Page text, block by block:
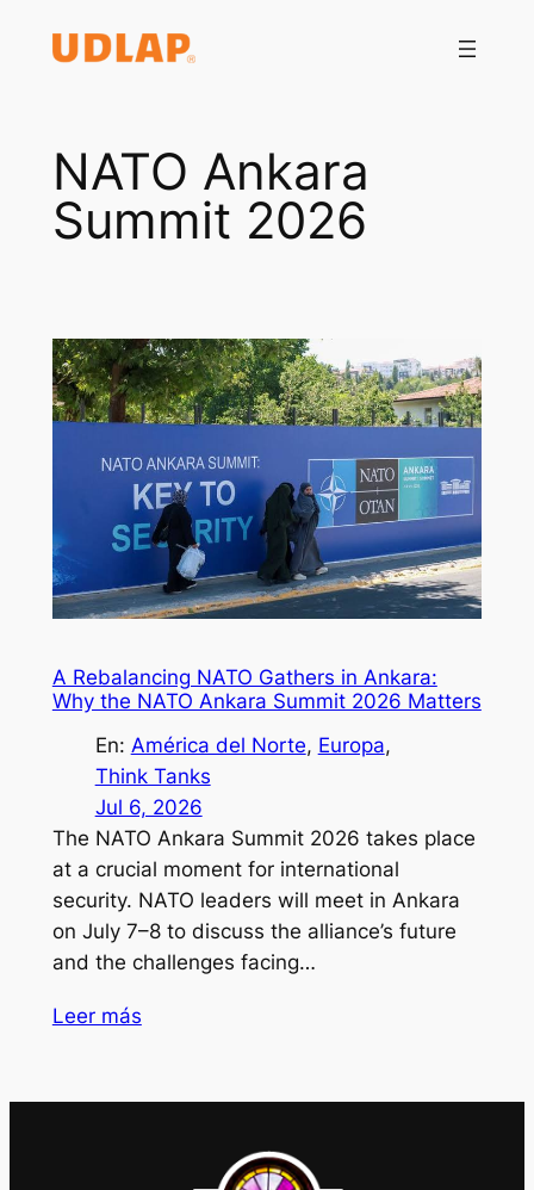
NATO Ankara
Summit 2026
A Rebalancing NATO Gathers in Ankara:
Why the NATO Ankara Summit 2026 Matters
En: América del Norte, Europa
Think Tanks
Jul 6, 2026
The NATO Ankara Summit 2026 takes place
at a crucial moment for international
security. NATO leaders will meet in Ankara
on July 7–8 to discuss the alliance’s future
and the challenges facing…
Leer más